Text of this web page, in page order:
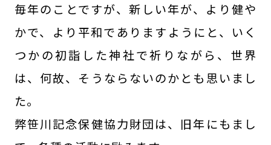
毎年のことですが、新しい年が、より健や
かで、より平和でありますようにと、いく
つかの初詣した神社で祈りながら、世界
は、何故、そうならないのかとも思いまし
た。
弊笹川記念保健協力財団は、旧年にもまし